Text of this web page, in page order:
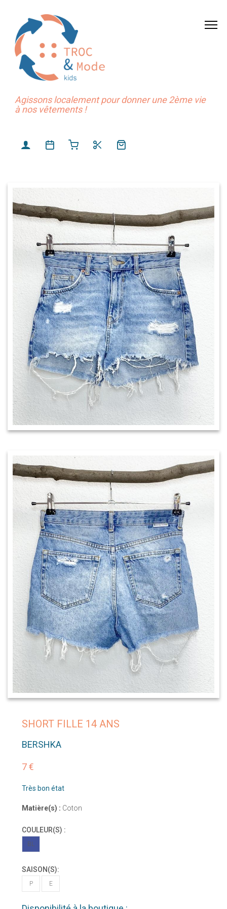
Agissons localement pour donner une 2ème vie
à nos vêtements !
SHORT FILLE 14 ANS
BERSHKA
7 €
Très bon état
Matière(s) : Coton
COULEUR(S) :
BL
SAISON(S):
P E